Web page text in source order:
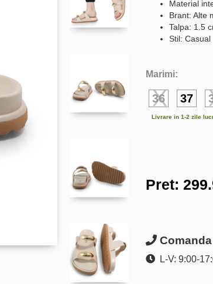
Material
Brant: Alte
Talpa: 1.5
Stil: Casual
Marimi:
36 37
Livrare in 1-2 zile
Pret:
L-V: 9:00-